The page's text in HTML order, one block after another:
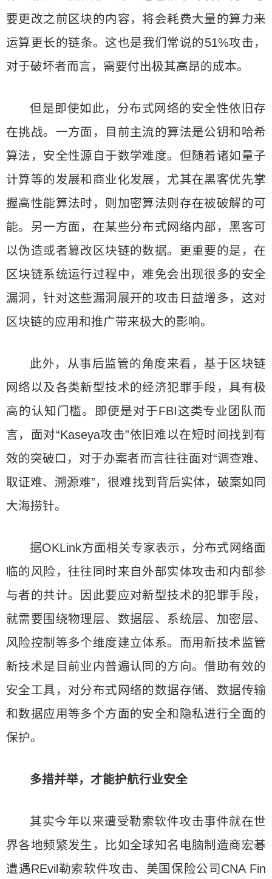
要更改之前区块的内容，将会耗费大量的算力来
运算更长的链条。这也是我们常说的51%攻击，
对于破坏者而言，需要付出极其高昂的成本。
但是即使如此，分布式网络的安全性依旧存
在挑战。一方面，目前主流的算法是公钥和哈希
算法，安全性源自于数学难度。但随着诸如量子
计算等的发展和商业化发展，尤其在黑客优先掌
握高性能算法时，则加密算法则存在被破解的可
能。另一方面，在某些分布式网络内部，黑客可
以伪造或者篡改区块链的数据。更重要的是，在
区块链系统运行过程中，难免会出现很多的安全
漏洞，针对这些漏洞展开的攻击日益增多，这对
区块链的应用和推广带来极大的影响。
此外，从事后监管的角度来看，基于区块链
网络以及各类新型技术的经济犯罪手段，具有极
高的认知门槛。即便是对于FBI这类专业团队而
言，面对“Kaseya攻击”依旧难以在短时间找到有
效的突破口，对于办案者而言往往面对“调查难、
取证难、溯源难”，很难找到背后实体，破案如同
大海捞针。
据OKLink方面相关专家表示，分布式网络面
临的风险，往往同时来自外部实体攻击和内部参
与者的共计。因此要应对新型技术的犯罪手段，
就需要围绕物理层、数据层、系统层、加密层、
风险控制等多个维度建立体系。而用新技术监管
新技术是目前业内普遍认同的方向。借助有效的
安全工具，对分布式网络的数据存储、数据传输
和数据应用等多个方面的安全和隐私进行全面的
保护。
多措并举，才能护航行业安全
其实今年以来遭受勒索软件攻击事件就在世
界各地频繁发生，比如全球知名电脑制造商宏碁
遭遇REvil勒索软件攻击、美国保险公司CNA Fin